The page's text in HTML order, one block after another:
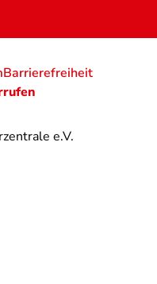
e.V.
Barrierefreiheit